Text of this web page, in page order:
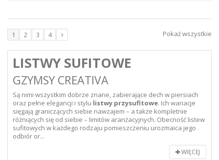
Pokaż wszystkie
1 2 3 4
LISTWY SUFITOWE
GZYMSY CREATIVA
Są nimi wszystkim dobrze znane, zabierające dech w piersiach
oraz pełne elegancji i stylu listwy przysufitowe. Ich wariacje
sięgają graniczących siebie nawzajem – a także kompletnie
różniących się od siebie – limitów aranżacyjnych. Obecność listew
sufitowych w każdego rodzaju pomieszczeniu urozmaica jego
odbiór or...
WIĘCEJ